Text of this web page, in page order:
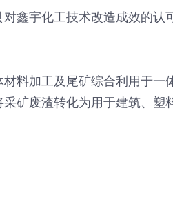
鑫宇化工技术改造成效的
料加工及尾矿综合利用于
矿废渣转化为用于建筑、